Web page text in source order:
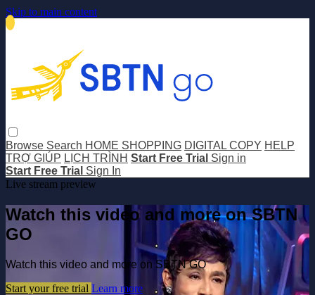
Skip to main content
Browse Search HOME SHOPPING DIGITAL COPY HELP
TRỢ GIÚP LỊCH TRÌNH Start Free Trial Sign in
Start Free Trial Sign In
Live stream preview
Watch this video and more on SBTN
GO
Watch this video and more on SBTN GO
Start your free trial Learn more